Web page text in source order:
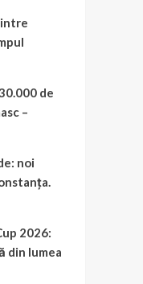
de
–
noi
2026:
din lumea